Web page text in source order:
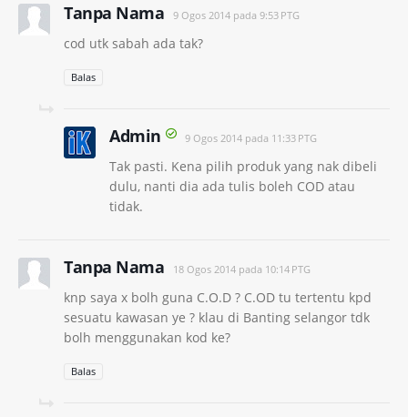
Tanpa Nama 9 Ogos 2014 pada 9:53 PTG
cod utk sabah ada tak?
Balas
Admin 9 Ogos 2014 pada 11:33 PTG
Tak pasti. Kena pilih produk yang nak dibeli
dulu, nanti dia ada tulis boleh COD atau
tidak.
Tanpa Nama 18 Ogos 2014 pada 10:14 PTG
knp saya x bolh guna C.O.D ? C.OD tu tertentu kpd
sesuatu kawasan ye ? klau di Banting selangor tdk
bolh menggunakan kod ke?
Balas